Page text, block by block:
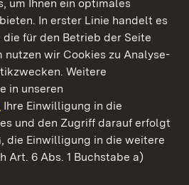
um Ihnen ein optimales
In erster Linie handelt es
für den Betrieb der Seite
nutzen wir Cookies zu Analyse-
Weitere
in unseren
Ihre Einwilligung in die
und den Zugriff darauf erfolgt
die Einwilligung in die weitere
Art. 6 Abs. 1 Buchstabe a)
Gärten Baden-Württemberg